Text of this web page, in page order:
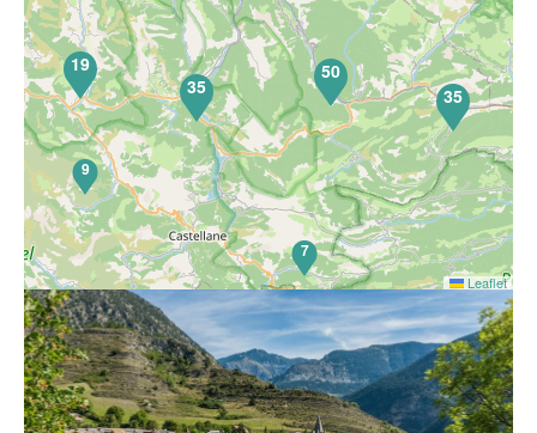
Ambiance festive pendant tout un week-end: concerts,
bals avec orchestre et DJ, concours de boules,
animations pour les enfants, repas champêtre et loto…
Venez nombreux. Restauration et buvette sur place.
7
9
19
35
50
35
Leaflet